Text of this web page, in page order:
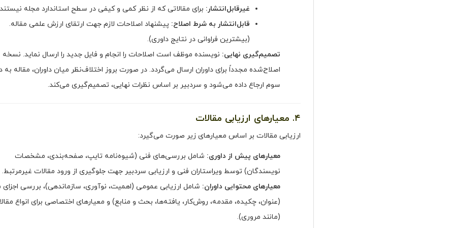
غیرقابل‌انتشار: برای مقالاتی که از نظر کمی و کیفی در سطح استاندارد مجله
قابل‌انتشار به شرط اصلاح: پیشنهاد اصلاحات لازم جهت ارتقای ارزش علمی مقاله.
(بیشترین فراوانی در نتایج داوری).
تصمیم‌گیری نهایی: نویسنده موظف است اصلاحات را انجام و فایل جدید را ارسال نماید. نسخه
اصلاح‌شده مجدداً برای داوران ارسال می‌گردد. در صورت بروز اختلاف‌نظر میان داوران، مقاله به
سوم ارجاع داده می‌شود و سردبیر بر اساس نظرات نهایی، تصمیم‌گیری می‌کند.
۴. معیارهای ارزیابی مقالات
ارزیابی مقالات بر اساس معیارهای زیر صورت می‌گیرد:
معیارهای پیش از داوری: شامل بررسی‌های فنی (شیوه‌نامه تایپ، صفحه‌بندی، مشخصات
نویسندگان) توسط ویراستاران فنی و ارزیابی سردبیر جهت جلوگیری از ورود مقالات غیرمرتبط.
معیارهای محتوایی داوران: شامل ارزیابی عمومی (اهمیت، نوآوری، سازماندهی)، بررسی اجزای
(عنوان، چکیده، مقدمه، روش‌کار، یافته‌ها، بحث و منابع) و معیارهای اختصاصی برای انواع
(مانند مروری).